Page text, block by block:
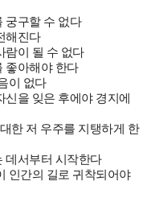
궁구할 수 없다
해진다
람이 될 수 없다
좋아해야 한다
이 없다
을 잊은 후에야 경지에
한 저 우주를 지탱하게 한
데서부터 시작한다
인간의 길로 귀착되어야